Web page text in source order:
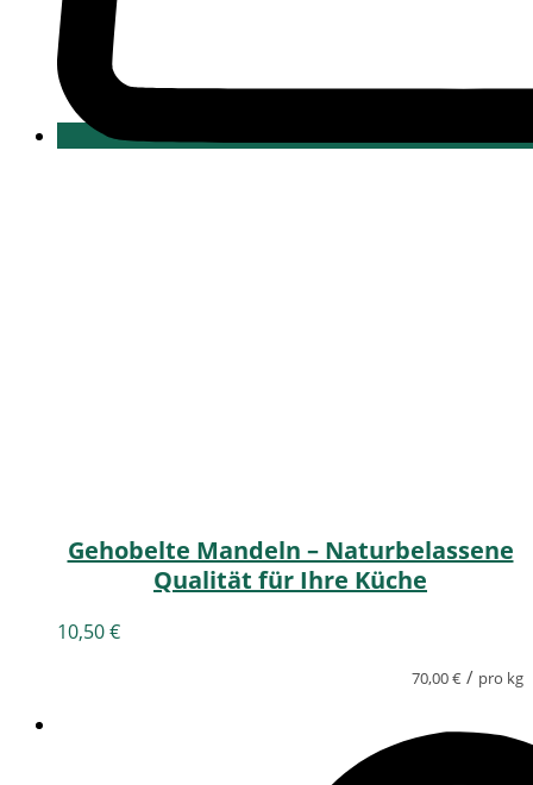
Gehobelte Mandeln – Naturbelassene
Qualität für Ihre Küche
10,50€
70,00€ / pro kg